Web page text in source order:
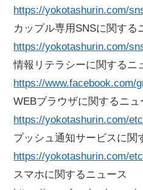
https://yokotashurin.com/
カップル専用SNSに関する
https://yokotashurin.com/
情報リテラシーに関するニ
https://www.facebook.com/
WEBブラウザに関するニュ
https://yokotashurin.com/
プッシュ通知サービスに関
https://yokotashurin.com/
スマホに関するニュース